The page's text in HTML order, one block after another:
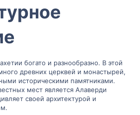
богато и разнообразно. В этой
древних церквей и монастырей,
историческими памятниками.
мест является Алаверди
своей архитектурой и